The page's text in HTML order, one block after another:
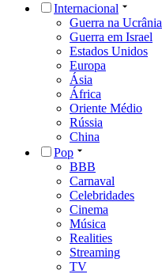
Internacional
Guerra na Ucrânia
Guerra em Israel
Estados Unidos
Europa
Ásia
África
Oriente Médio
Rússia
China
Pop
BBB
Carnaval
Celebridades
Cinema
Música
Realities
Streaming
TV